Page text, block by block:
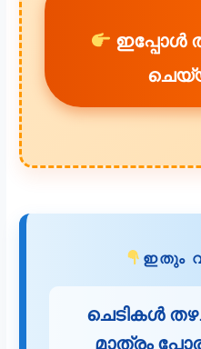
ഇപ്പോൾ
ഇതും
ചെടികൾ
മാത്രം